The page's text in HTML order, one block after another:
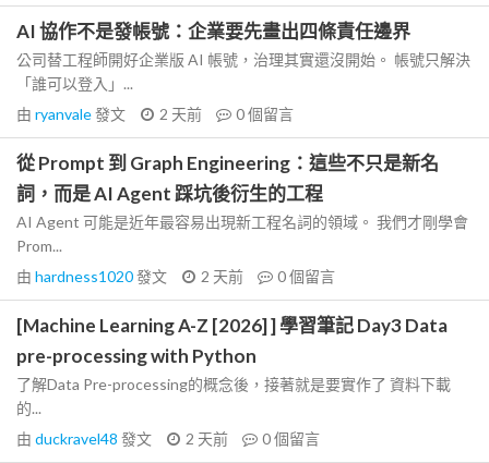
AI 協作不是發帳號：企業要先畫出四條責任邊界
公司替工程師開好企業版 AI 帳號，治理其實還沒開始。 帳號只解決
「誰可以登入」...
由 ryanvale發文 2 天前 0個留言
從 Prompt 到 Graph Engineering：這些不只是新名
詞，而是 AI Agent 踩坑後衍生的工程
AI Agent 可能是近年最容易出現新工程名詞的領域。 我們才剛學會
Prom...
由 hardness1020發文 2 天前 0個留言
[Machine Learning A-Z [2026] ] 學習筆記 Day3 Data
pre-processing with Python
了解Data Pre-processing的概念後，接著就是要實作了 資料下載
的...
由 duckravel48 發文 2 天前 0個留言